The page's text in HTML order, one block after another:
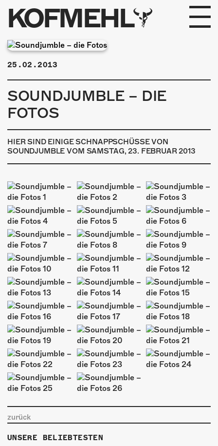
KOFMEHL
PROGRAMM
FABRIKGEFLÜSTER
GALERIE
PHOTOMAT
KONTAKT
ÜBER UNS
GÖNNEREI
SHOP
MITMACHEN
25.02.2013
SOUNDJUMBLE – DIE
FOTOS
HIER SIND EINIGE SCHNAPPSCHÜSSE VON
SOUNDJUMBLE VOM SAMSTAG, 23. FEBRUAR 2013
zurück
UNSERE BELIEBTESTEN